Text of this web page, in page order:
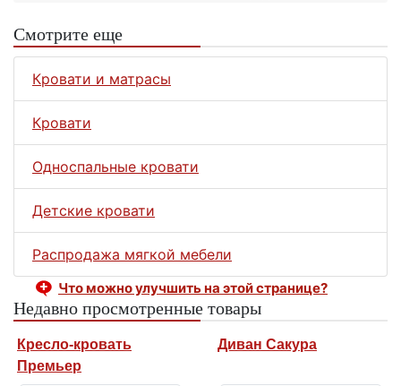
Смотрите еще
Кровати и матрасы
Кровати
Односпальные кровати
Детские кровати
Распродажа мягкой мебели
Что можно улучшить на этой странице?
Недавно просмотренные товары
Кресло-кровать
Премьер
Диван Сакура